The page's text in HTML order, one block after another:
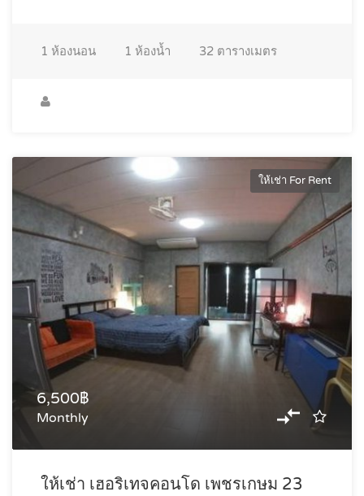
1 ห้องนอน 1 ห้องน้ำ 32 ตารางเมตร
ให้เช่า For Rent
6,500฿
Monthly
ให้เช่า เฮอริเทจคอนโด เพชรเกษม 23